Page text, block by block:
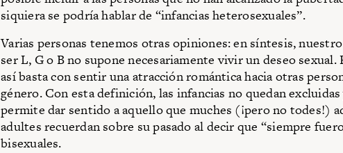
siquiera se podría hablar de “infancias heterosexuales”.
Varias personas tenemos otras opiniones: en síntesis,
ser L, G o B no supone necesariamente vivir un deseo
así basta con sentir una atracción romántica hacia otras
género. Con esta definición, las infancias no quedan excluidas
permite dar sentido a aquello que muches (¡pero no todes!)
adultes recuerdan sobre su pasado al decir que “siempre
bisexuales.